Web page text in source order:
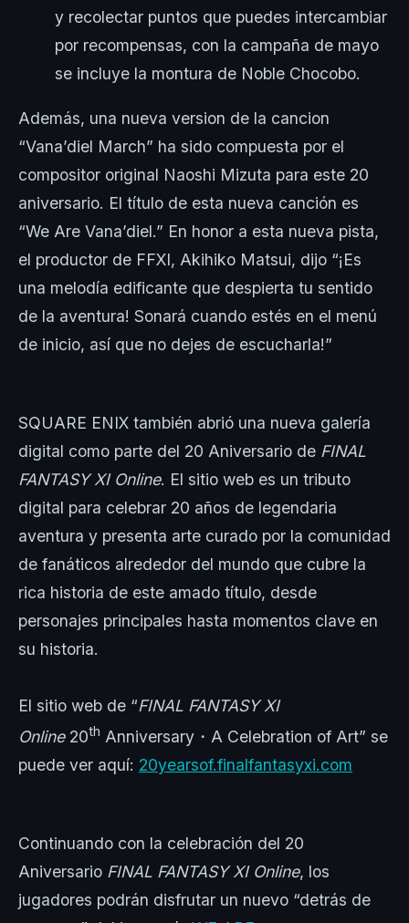
y recolectar puntos que puedes intercambiar
por recompensas, con la campaña de mayo
se incluye la montura de Noble Chocobo.
Además, una nueva version de la cancion
“Vana’diel March” ha sido compuesta por el
compositor original Naoshi Mizuta para este 20
aniversario. El título de esta nueva canción es
“We Are Vana’diel.” En honor a esta nueva pista,
el productor de FFXI, Akihiko Matsui, dijo “¡Es
una melodía edificante que despierta tu sentido
de la aventura! Sonará cuando estés en el menú
de inicio, así que no dejes de escucharla!”
SQUARE ENIX también abrió una nueva galería
digital como parte del 20 Aniversario de FINAL
FANTASY XI Online. El sitio web es un tributo
digital para celebrar 20 años de legendaria
aventura y presenta arte curado por la comunidad
de fanáticos alrededor del mundo que cubre la
rica historia de este amado título, desde
personajes principales hasta momentos clave en
su historia.
El sitio web de “FINAL FANTASY XI
Online20th Anniversary・A Celebration of Art” se
puede ver aquí: 20yearsof.finalfantasyxi.com
Continuando con la celebración del 20
Aniversario FINAL FANTASY XI Online, los
jugadores podrán disfrutar un nuevo “detrás de